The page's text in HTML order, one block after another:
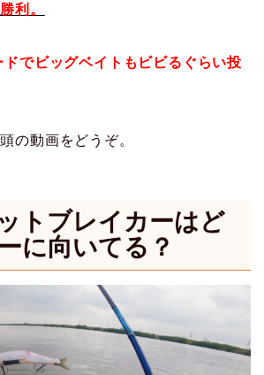
利。
でビッグベイトもビビるぐらい投
の動画をどうぞ。
トブレイカーはど
に向いてる？